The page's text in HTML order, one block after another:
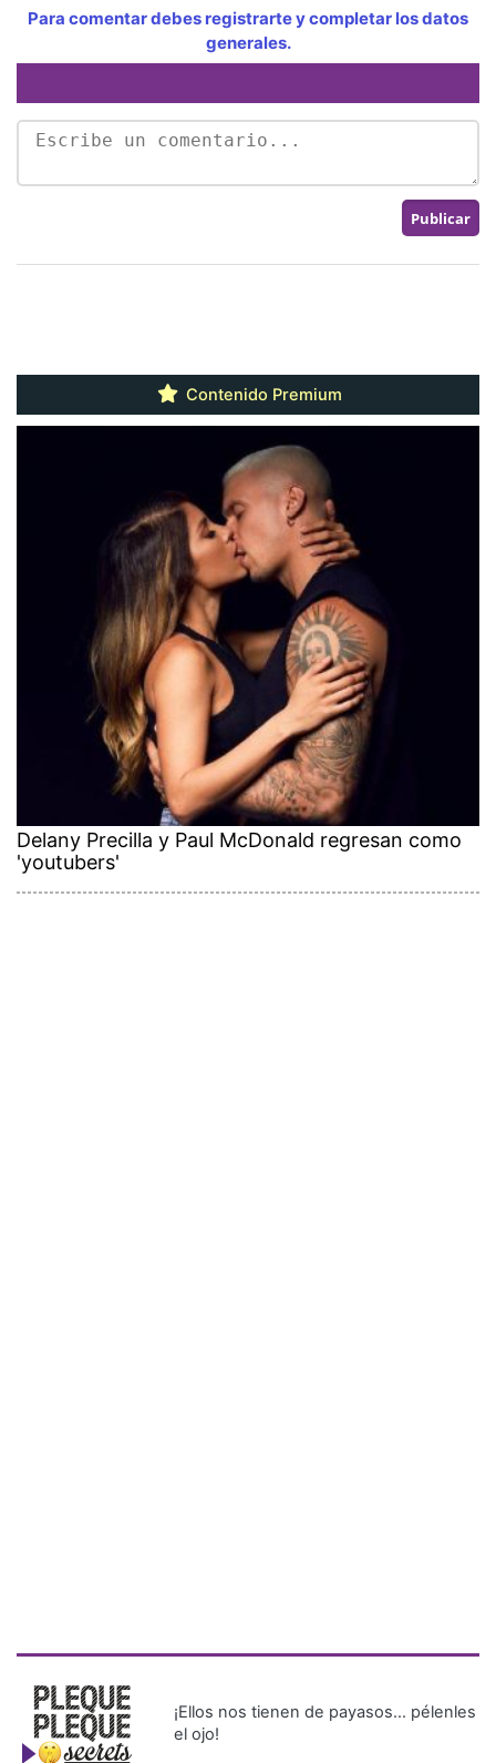
Para comentar debes registrarte y completar los datos
generales.
Contenido Premium
Delany Precilla y Paul McDonald regresan como
'youtubers'
¡Ellos nos tienen de payasos… pélenles
el ojo!